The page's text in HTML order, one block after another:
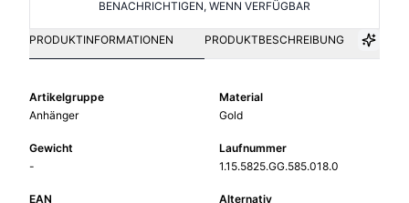
BENACHRICHTIGEN, WENN VERFÜGBAR
PRODUKTINFORMATIONEN PRODUKTBESCHREIBUNG
Artikelgruppe
Anhänger
Material
Gold
Gewicht
-
Laufnummer
1.15.5825.GG.585.018.0
EAN
Alternativ